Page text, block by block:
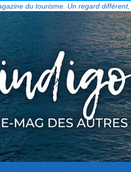
du tourisme. Un regard